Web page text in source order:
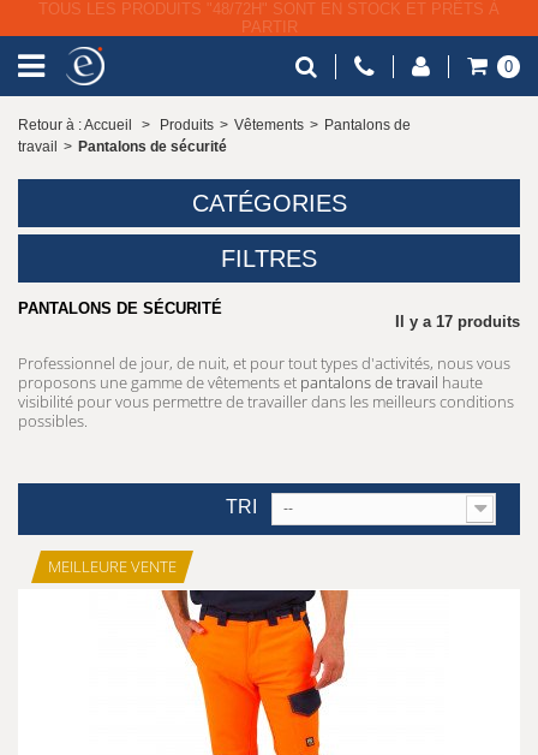
LIVRAISON GRATUITE À PARTIR DE 79€ HT
0
Retour à : Accueil > Produits > Vêtements > Pantalons de
travail
> Pantalons de sécurité
CATÉGORIES
FILTRES
PANTALONS DE SÉCURITÉ
Il y a 17 produits
Professionnel de jour, de nuit, et pour tout types d'activités, nous vous
proposons une gamme de vêtements et pantalons de travail haute
visibilité pour vous permettre de travailler dans les meilleurs conditions
possibles.
TRI --
MEILLEURE VENTE